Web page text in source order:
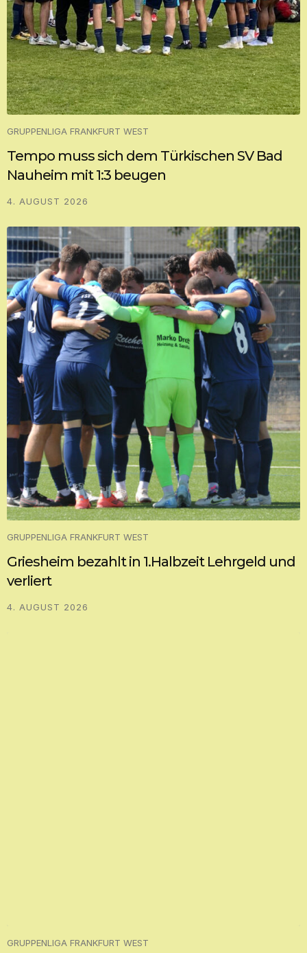
GRUPPENLIGA FRANKFURT WEST
Tempo muss sich dem Türkischen SV Bad
Nauheim mit 1:3 beugen
4. AUGUST 2026
GRUPPENLIGA FRANKFURT WEST
Griesheim bezahlt in 1.Halbzeit Lehrgeld und
verliert
4. AUGUST 2026
GRUPPENLIGA FRANKFURT WEST